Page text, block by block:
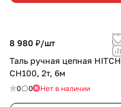
8 980 ₽/шт
Таль ручная цепная HITCH
CH100, 2т, 6м
0 0 Нет в наличии